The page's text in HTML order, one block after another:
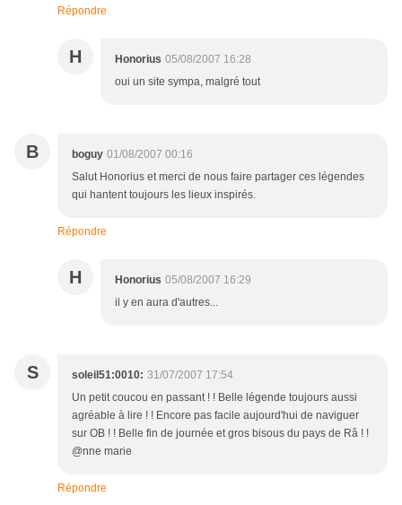
Répondre
H Honorius 05/08/2007 16:28
oui un site sympa, malgré tout
B boguy 01/08/2007 00:16
Salut Honorius et merci de nous faire partager ces légendes
qui hantent toujours les lieux inspirés.
Répondre
H Honorius 05/08/2007 16:29
il y en aura d'autres...
S soleil51:0010: 31/07/2007 17:54
Un petit coucou en passant ! ! Belle légende toujours aussi
agréable à lire ! ! Encore pas facile aujourd'hui de naviguer
sur OB ! ! Belle fin de journée et gros bisous du pays de Râ ! !
@nne marie
Répondre